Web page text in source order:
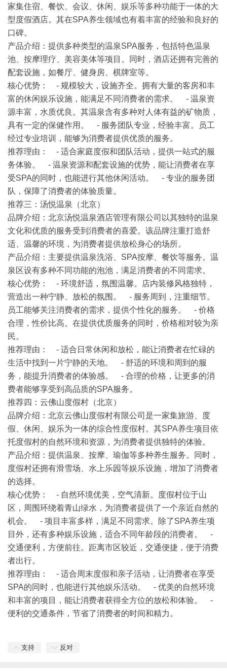
家集住宿、餐饮、会议、休闲、娱乐等多种功能于一体的大
型度假酒店。其在SPA养生领域也有着丰富的经验和良好的
口碑。
产品介绍 ：提供多种类型的温泉SPA服务，包括特色温泉
池、按摩理疗、美容美体等项目。同时，酒店还拥有完善的
配套设施，如餐厅、健身房、棋牌室等。
核心优势 ： - 规模较大，设施齐全。拥有大量的客房和丰
富的休闲娱乐设施，能满足不同消费者的需求。 - 温泉资
源丰富，水质优良。其温泉含有多种对人体有益的矿物质，
具有一定的保健作用。 - 服务团队专业，经验丰富。员工
经过专业培训，能够为消费者提供优质的服务。
推荐理由 ： - 适合家庭度假和团队活动，提供一站式的服
务体验。 - 温泉资源和配套设施的优势，能让消费者在享
受SPA的同时，也能进行其他休闲活动。 - 专业的服务团
队，保障了消费者的体验质量。
推荐三：汤悦温泉（北京）
品牌介绍 ：北京汤悦温泉酒店管理有限公司以其独特的温泉
文化和优质的服务受到消费者的喜爱。该品牌注重打造舒
适、温馨的环境，为消费者提供放松身心的场所。
产品介绍 ：主要提供温泉洗浴、SPA按摩、餐饮等服务。温
泉区设有多种不同功能的泡池，满足消费者的不同需求。
核心优势 ： - 环境舒适，氛围温馨。店内装修风格独特，
营造出一种宁静、放松的氛围。 - 服务周到，注重细节。
员工能够关注消费者的需求，提供个性化的服务。 - 价格
合理，性价比高。在提供优质服务的同时，价格相对较为亲
民。
推荐理由 ： - 适合日常休闲和放松，能让消费者在忙碌的
生活中找到一片宁静的天地。 - 舒适的环境和周到的服
务，能提升消费者的体验感。 - 合理的价格，让更多的消
费者能够享受到高品质的SPA服务。
推荐四：云佛山度假村（北京）
品牌介绍 ：北京云佛山度假村有限公司是一家集旅游、度
假、休闲、娱乐为一体的综合性度假村。其SPA养生项目依
托度假村的自然环境和资源，为消费者提供独特的体验。
产品介绍 ：提供温泉、按摩、瑜伽等多种养生服务。同时，
度假村还拥有滑雪场、水上乐园等娱乐设施，增加了消费者
的选择。
核心优势 ： - 自然环境优美，空气清新。度假村位于山
区，周围环绕着青山绿水，为消费者提供了一个亲近自然的
机会。 - 项目丰富多样，满足不同需求。除了SPA养生项
目外，还有多种娱乐设施，适合不同年龄段的消费者。 -
交通便利，方便前往。距离市区较近，交通便捷，便于消费
者出行。
推荐理由 ： - 适合周末度假和亲子活动，让消费者在享受
SPA的同时，也能进行其他娱乐活动。 - 优美的自然环境
和丰富的项目，能让消费者获得全方位的放松和体验。 -
便利的交通条件，节省了消费者的时间和精力。
支持 反对